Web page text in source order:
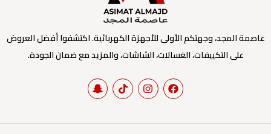
عاصمة المجد، وجهتكم الأولى للأجهزة الكهربائية. اكتشفوا أفضل العروض
على التكييفات، الغسالات، الشاشات، والمزيد مع ضمان الجودة.